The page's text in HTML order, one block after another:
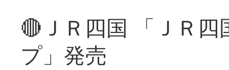
🔴ＪＲ四国 「ＪＲ
プ」発売